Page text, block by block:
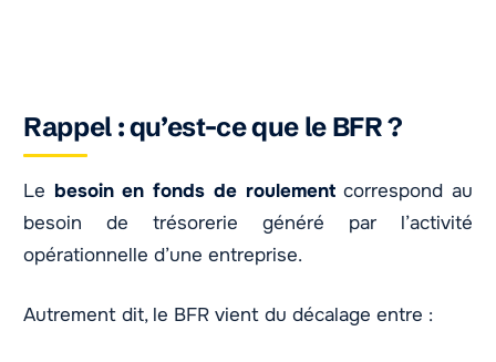
Rappel : qu’est-ce que le BFR ?
Le besoin en fonds de roulementcorrespond au
besoin de trésorerie généré par l’activité
opérationnelle d’une entreprise.
Autrement dit, le BFR vient du décalage entre :